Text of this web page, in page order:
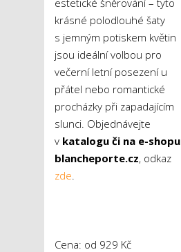
krásné polodlouhé šaty
s jemným potiskem květin
jsou ideální volbou pro
večerní letní posezení u
přátel nebo romantické
procházky při zapadajícím
slunci. Objednávejte
v katalogu či na e-shopu
blancheporte.cz, odkaz
zde
Cena: od 929 Kč